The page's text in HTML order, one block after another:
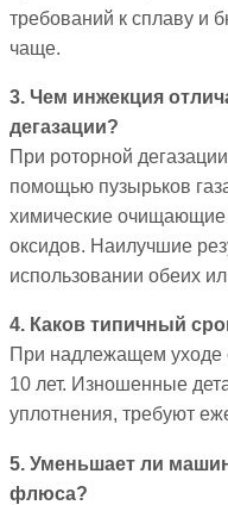
требований к сплаву и
чаще.
3. Чем инжекция
дегазации?
При роторной
помощью пузырьков
химические очищающие
оксидов. Наилучшие
использовании обеих
4. Каков типичный
При надлежащем уходе
10 лет. Изношенные
уплотнения, требуют
5. Уменьшает ли
флюса?